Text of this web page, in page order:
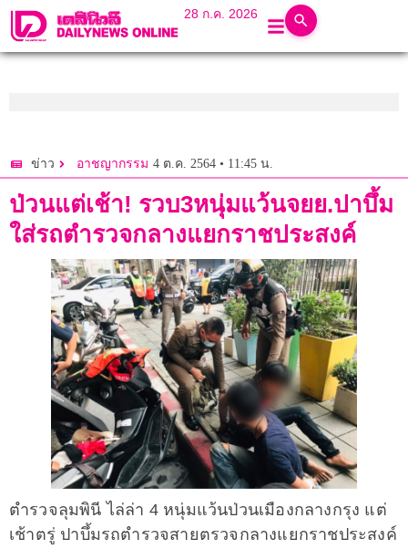
28 ก.ค. 2026
ข่าว อาชญากรรม 4 ต.ค. 2564 • 11:45 น.
ป่วนแต่เช้า! รวบ3หนุ่มแว้นจยย.ปาบึ้ม
ใส่รถตำรวจกลางแยกราชประสงค์
ตำรวจลุมพินี ไล่ล่า 4 หนุ่มแว้นป่วนเมืองกลางกรุง แต่
เช้าตรู่ ปาบึ้มรถตำรวจสายตรวจกลางแยกราชประสงค์